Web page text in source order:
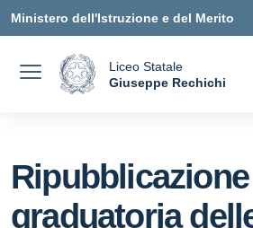
Ministero dell'Istruzione e del Merito
Liceo Statale
Giuseppe Rechichi
Ripubblicazione
graduatoria